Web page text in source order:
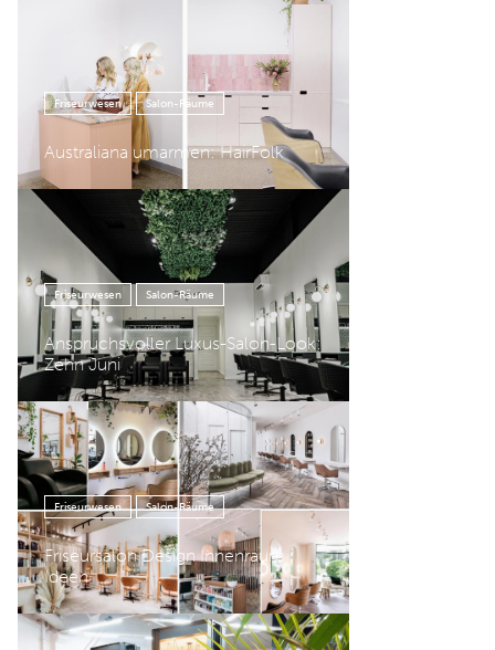
Friseurwesen Salon-Räume
Australiana umarmen: HairFolk
Friseurwesen Salon-Räume
Anspruchsvoller Luxus-Salon-Look:
Zehn Juni
Friseurwesen Salon-Räume
Friseursalon Design Innenraum
Ideen